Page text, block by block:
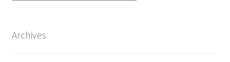
Archives